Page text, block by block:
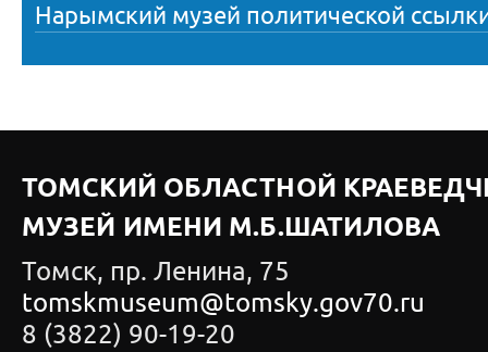
Нарымский музей политической
ТОМСКИЙ ОБЛАСТНОЙ
МУЗЕЙ ИМЕНИ М.Б.ШАТИЛОВА
Томск, пр. Ленина, 75
tomskmuseum@tomsky.gov70.ru
8 (3822) 90-19-20